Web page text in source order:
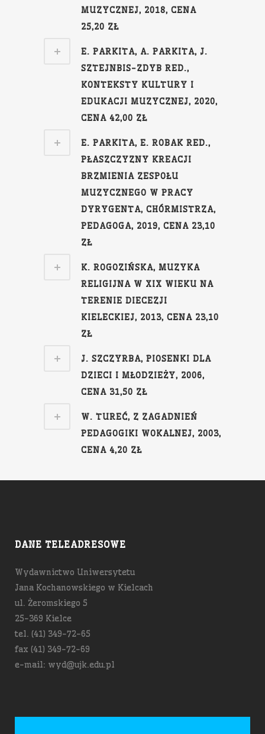
MUZYCZNEJ, 2018, CENA
25,20 ZŁ
E. PARKITA, A. PARKITA, J.
SZTEJNBIS-ZDYB RED.,
KONTEKSTY KULTURY I
EDUKACJI MUZYCZNEJ, 2020,
CENA 42,00 ZŁ
E. PARKITA, E. ROBAK RED.,
PŁASZCZYZNY KREACJI
BRZMIENIA ZESPOŁU
MUZYCZNEGO W PRACY
DYRYGENTA, CHÓRMISTRZA,
PEDAGOGA, 2019, CENA 23,10
ZŁ
K. ROGOZIŃSKA, MUZYKA
RELIGIJNA W XIX WIEKU NA
TERENIE DIECEZJI
KIELECKIEJ, 2013, CENA 23,10
ZŁ
J. SZCZYRBA, PIOSENKI DLA
DZIECI I MŁODZIEŻY, 2006,
CENA 31,50 ZŁ
W. TUREĆ, Z ZAGADNIEŃ
PEDAGOGIKI WOKALNEJ, 2003,
CENA 4,20 ZŁ
DANE TELEADRESOWE
Wydawnictwo Uniwersytetu
Jana Kochanowskiego w Kielcach
ul. Żeromskiego 5
25-369 Kielce
tel. (41) 349-72-65
fax (41) 349-72-69
e-mail: wyd@ujk.edu.pl